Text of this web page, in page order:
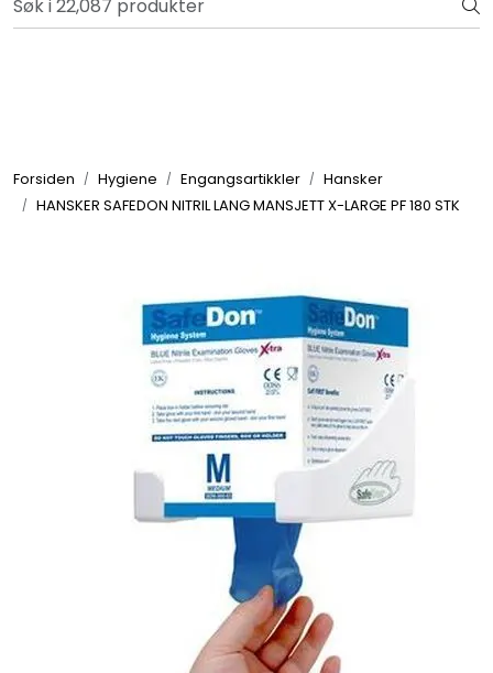
Skip to main content
Bli totalkunde og få en rekke fordeler. Les mer!
Forsiden Hygiene Engangsartikkler
Hansker
HANSKER SAFEDON NITRIL LANG MANSJETT X-LARGE PF 180 STK
Småutstyr
Klinikkplanlegging / Innredning